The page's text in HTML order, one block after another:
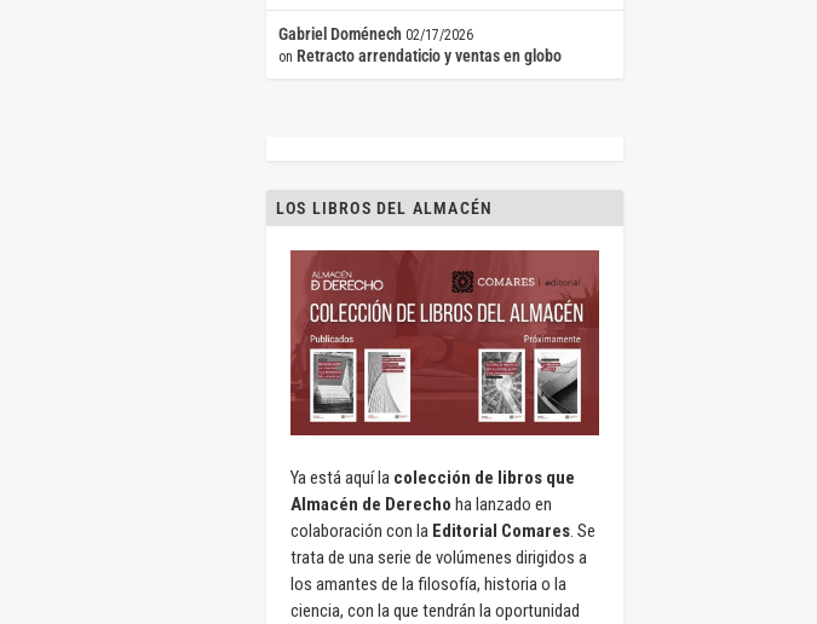
Gabriel Doménech 02/17/2026
on Retracto arrendaticio y ventas en globo
LOS LIBROS DEL ALMACÉN
Ya está aquí la colección de libros que
Almacén de Derecho ha lanzado en
colaboración con la Editorial Comares. Se
trata de una serie de volúmenes dirigidos a
los amantes de la filosofía, historia o la
ciencia, con la que tendrán la oportunidad